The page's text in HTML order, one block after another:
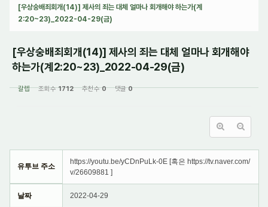
[우상숭배죄회개(14)] 제사의 죄는 대체 얼마나 회개해야 하는가(계
2:20~23)_2022-04-29(금)
[우상숭배죄회개(14)] 제사의 죄는 대체 얼마나 회개해야
하는가(계2:20~23)_2022-04-29(금)
갈렙 조회 수1712 추천 수0 댓글0
유투브 주소
https://youtu.be/yCDnPuLk-0E [혹은 https://tv.naver.com/
v/26609881 ]
날짜 2022-04-29